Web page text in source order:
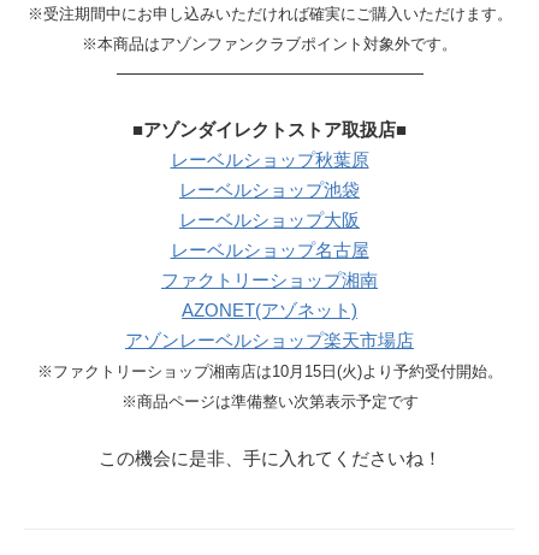
※受注期間中にお申し込みいただければ確実にご購入いただけます。
※本商品はアゾンファンクラブポイント対象外です。
—————————————————
■アゾンダイレクトストア取扱店■
レーベルショップ秋葉原
レーベルショップ池袋
レーベルショップ大阪
レーベルショップ名古屋
ファクトリーショップ湘南
AZONET(アゾネット)
アゾンレーベルショップ楽天市場店
※ファクトリーショップ湘南店は10月15日(火)より予約受付開始。
※商品ページは準備整い次第表示予定です
この機会に是非、手に入れてくださいね！